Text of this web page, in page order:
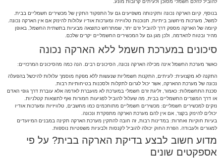
להוביל להלם חשמלי מסוכן ולעיתים קרובות מונע.
בנוסף, קיום הארקה נכונה ותקינותה משפיעים גם על התפקוד התקין של מכשירים חשמליים בבית.
למשל, מערכות מיחשוב ביתיות, תנוכנות טלוויזיה ומערכות אודיו עלולות להינזק אם אין הארקה נכונה.
קיומה של הארקה מספק דרך להוביל זרם יתר, שמתרחש כתוצאה מבעיות בתשתית החשמל, באופן
מהיר ובטוח להאדמה, ולכן מגן גם על המכשירים החשמליים יקרים שלכם.
סיכונים במערכת חשמל ללא הארקה נכונה
כאשר מערכת החשמל אינה מכילה הארקה נכונה, הסיכונים רבים. הנה כמה מהסיכונים המרכזיים:
התקנה לא מקצועית: לעיתים, התקנות חשמליות שנעשות ללא מפקח מוסמך עלולות להיכשל בהפעלה
נכונה של מערכת ההארקה, אשר יכול לגרום לתקלות ולסכנות בטיחותיות רבות.
סכנת התחשמלות: כאמור, זליגת זרם חשמלי במערכת לא מועברת לאדמה אלא עוברת דרך גופי האדם
או דרך המוצרים החשמליים בבית, מה שעלול להוביל לפגיעות חמורות ואף לתוצאות קטלניות.
נזקים למכשירים חשמליים: מכשירים חשמליים מתוחכמים כמו מחשבים, טלוויזיות ומערכות אודיו
יכולים להינזק בקצר, אם אין להם מערכת הארקה מתפקדת ונכונה.
בעיות חוקיות ואחרות: במדינות רבות, זה חובה להתקין מערכת הארקה תקינה במבנים המיועדים
למגורים ולעבודה. הפרת החוק יכולה להוביל לקנסות ולבעיות משפטיות נוספות.
מדוע חשוב לבצע בדיקת הארקה בבית? על פי
אספקטים שונים